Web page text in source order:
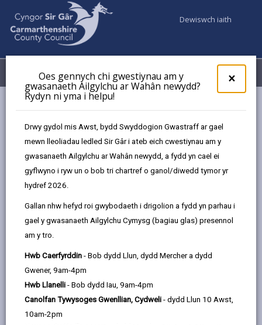
×
Oes gennych chi gwestiynau am y
gwasanaeth Ailgylchu ar Wahân newydd?
Rydyn ni yma i helpu!
Drwy gydol mis Awst, bydd Swyddogion Gwastraff ar gael
mewn lleoliadau ledled Sir Gâr i ateb eich cwestiynau am y
gwasanaeth Ailgylchu ar Wahân newydd, a fydd yn cael ei
gyflwyno i ryw un o bob tri chartref o ganol/diwedd tymor yr
hydref 2026.
Gallan nhw hefyd roi gwybodaeth i drigolion a fydd yn parhau i
gael y gwasanaeth Ailgylchu Cymysg (bagiau glas) presennol
am y tro.
Hwb Caerfyrddin - Bob dydd Llun, dydd Mercher a dydd
Gwener, 9am-4pm
Hwb Llanelli - Bob dydd Iau, 9am-4pm
Canolfan Tywysoges Gwenllian, Cydweli - dydd Llun 10 Awst,
10am-2pm
Dewiswch iaith
Dewislen
Beth allwn ni i gyd ei wneud?
Beth allwn ni i gyd ei wneud?
Diweddarwyd y dudalen ar: 10/03/2026
by
share
this
on
opens
in
share
this
on
opens
in
Y nod yw i Gymru gyrraedd sero net erbyn 2050, sy'n
golygu bod y nwyon tŷ gwydr sy'n cael eu tynnu o'r
atmosffer mewn cydbwysedd â'r nwyon tŷ gwydr sy'n
cael eu hallyrru. Mae angen i bob un ohonom weithio
gyda'n gilydd i wneud i hyn ddigwydd – Llywodraeth